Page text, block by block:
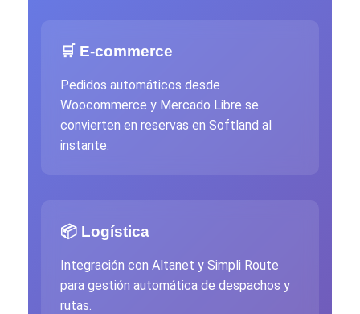
🛒 E-commerce
Pedidos automáticos desde
Woocommerce y Mercado Libre se
convierten en reservas en Softland al
instante.
📦 Logística
Integración con Altanet y Simpli Route
para gestión automática de despachos y
rutas.